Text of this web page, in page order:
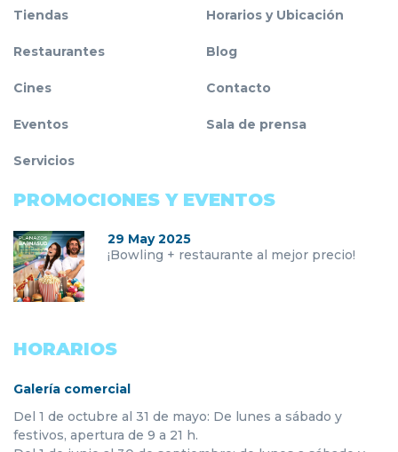
Tiendas
Restaurantes
Cines
Eventos
Servicios
Horarios y Ubicación
Blog
Contacto
Sala de prensa
PROMOCIONES Y EVENTOS
29 May 2025
¡Bowling + restaurante al mejor precio!
HORARIOS
Galería comercial
Del 1 de octubre al 31 de mayo: De lunes a sábado y
festivos, apertura de 9 a 21 h.